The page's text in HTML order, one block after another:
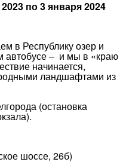
по 3 января 2024
в Республику озер и
автобусе – и мы в «краю
начинается,
ландшафтами из
(остановка
шоссе, 26б)